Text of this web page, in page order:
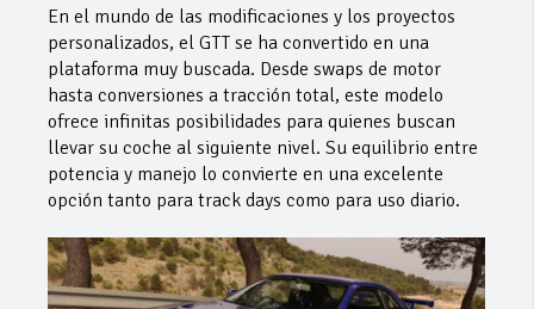
En el mundo de las modificaciones y los proyectos
personalizados, el GTT se ha convertido en una
plataforma muy buscada. Desde swaps de motor
hasta conversiones a tracción total, este modelo
ofrece infinitas posibilidades para quienes buscan
llevar su coche al siguiente nivel. Su equilibrio entre
potencia y manejo lo convierte en una excelente
opción tanto para track days como para uso diario.